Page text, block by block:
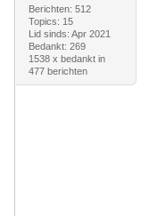
Berichten: 512
Topics: 15
Lid sinds: Apr 2021
Bedankt: 269
1538 x bedankt in
477 berichten